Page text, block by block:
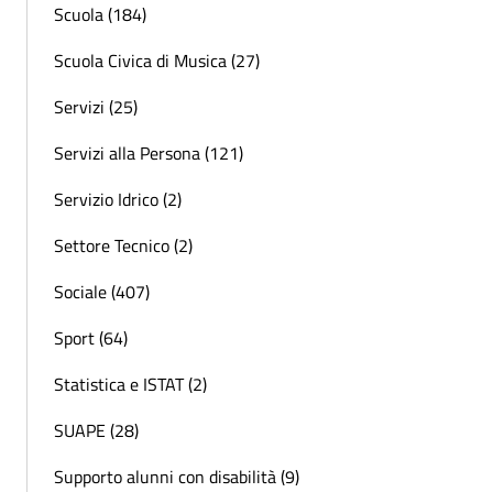
Scuola (184)
Scuola Civica di Musica (27)
Servizi (25)
Servizi alla Persona (121)
Servizio Idrico (2)
Settore Tecnico (2)
Sociale (407)
Sport (64)
Statistica e ISTAT (2)
SUAPE (28)
Supporto alunni con disabilità (9)